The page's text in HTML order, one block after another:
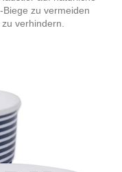
zu vermeiden
verhindern.